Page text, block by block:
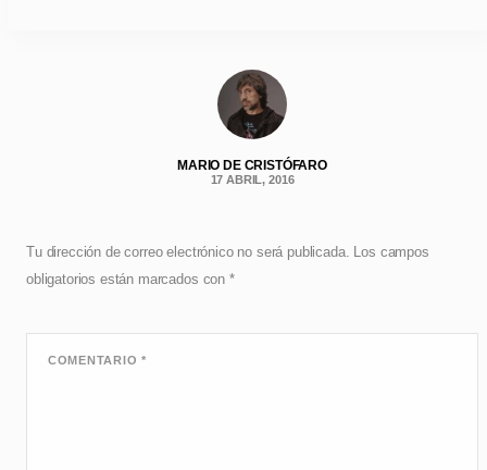
MARIO DE CRISTÓFARO
17 ABRIL, 2016
Tu dirección de correo electrónico no será publicada. Los campos
obligatorios están marcados con *
COMENTARIO*